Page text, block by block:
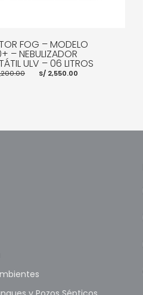
FOG – MODELO
– NEBULIZADOR
ULV – 06 LITROS
El
precio
S/ 2,550.00